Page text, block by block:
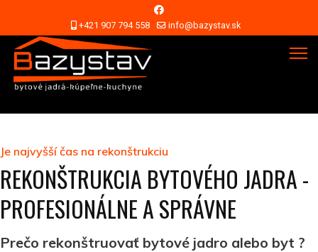
+421 907 794 558 info@bazystav.sk
Je najvyšší čas na rekonštrukciu
REKONŠTRUKCIA BYTOVÉHO JADRA -
PROFESIONÁLNE A SPRÁVNE
Prečo rekonštruovať bytové jadro alebo byt ?